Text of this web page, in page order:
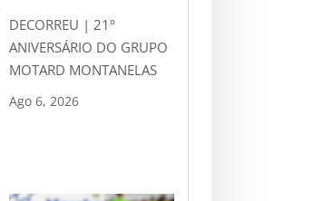
DECORREU | 21º
ANIVERSÁRIO DO GRUPO
MOTARD MONTANELAS
Ago 6, 2026